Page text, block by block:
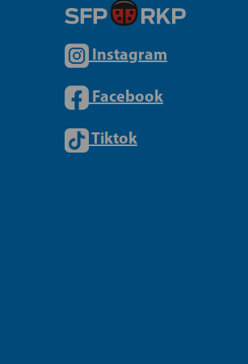
Instagram
Facebook
Tiktok